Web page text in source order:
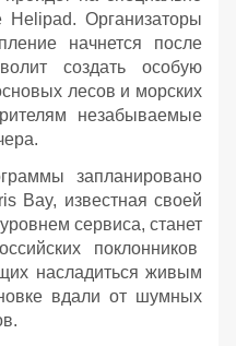
Helipad. Организаторы
начнется после
создать особую
лесов и морских
незабываемые
запланировано
Bay, известная своей
сервиса, станет
поклонников
насладиться живым
вдали от шумных